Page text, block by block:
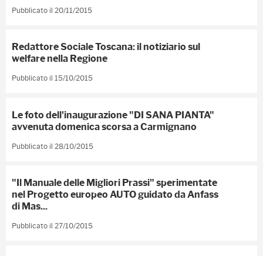
Pubblicato il 20/11/2015
Redattore Sociale Toscana: il notiziario sul
welfare nella Regione
Pubblicato il 15/10/2015
Le foto dell'inaugurazione "DI SANA PIANTA"
avvenuta domenica scorsa a Carmignano
Pubblicato il 28/10/2015
"Il Manuale delle Migliori Prassi" sperimentate
nel Progetto europeo AUTO guidato da Anfass
di Mas...
Pubblicato il 27/10/2015